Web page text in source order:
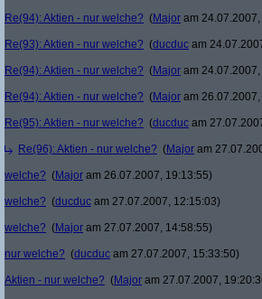
Re(94): Aktien - nur welche? (Major am
Re(93): Aktien - nur welche? (ducduc am
Re(94): Aktien - nur welche? (Major am
Re(94): Aktien - nur welche? (Major am
Re(95): Aktien - nur welche? (ducduc am
Re(96): Aktien - nur welche? (Major am
welche? (Major am 26.07.2007, 19:13:55)
welche? (ducduc am 27.07.2007, 12:15:03)
welche? (Major am 27.07.2007, 14:58:55)
nur welche? (ducduc am 27.07.2007, 15:33:50)
Aktien - nur welche? (Major am 27.07.2007,